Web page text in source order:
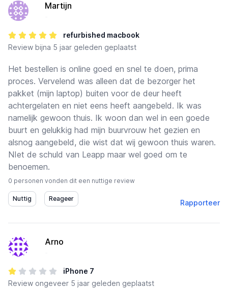
Martijn
refurbished macbook
Review bijna 5 jaar geleden geplaatst
Het bestellen is online goed en snel te doen, prima
proces. Vervelend was alleen dat de bezorger het
pakket (mijn laptop) buiten voor de deur heeft
achtergelaten en niet eens heeft aangebeld. Ik was
namelijk gewoon thuis. Ik woon dan wel in een goede
buurt en gelukkig had mijn buurvrouw het gezien en
alsnog aangebeld, die wist dat wij gewoon thuis waren.
NIet de schuld van Leapp maar wel goed om te
benoemen.
0 personen vonden dit een nuttige review
Rapporteer
Arno
iPhone 7
Review ongeveer 5 jaar geleden geplaatst